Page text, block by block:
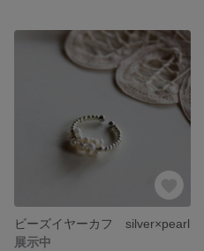
ビーズイヤーカフ silver×pearl
展示中